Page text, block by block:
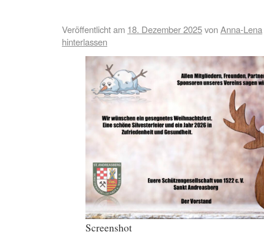
Veröffentlicht am 18. Dezember 2025vonAnna-Lena
hinterlassen
Screenshot